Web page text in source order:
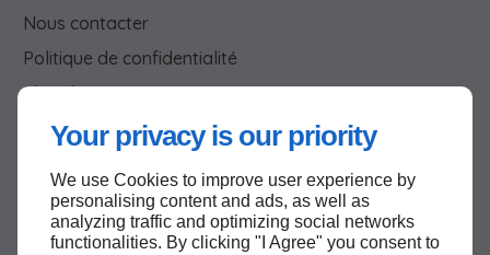
Your privacy is our priority
We use Cookies to improve user experience by
personalising content and ads, as well as
analyzing traffic and optimizing social networks
functionalities. By clicking "I Agree" you consent to
Nous contacter
Politique de confidentialité
Plan du site
Haut de page